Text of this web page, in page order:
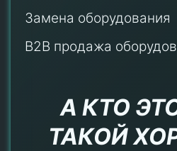
Замена оборудования
B2B продажа
А КТО
ТАКОЙ